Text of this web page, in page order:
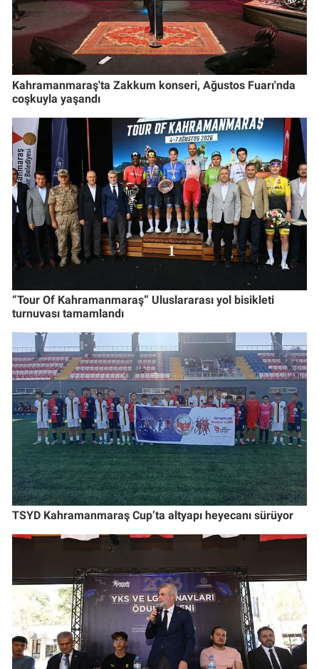
Kahramanmaraş'ta Zakkum konseri, Ağustos Fuarı'nda
coşkuyla yaşandı
“Tour Of Kahramanmaraş” Uluslararası yol bisikleti
turnuvası tamamlandı
TSYD Kahramanmaraş Cup’ta altyapı heyecanı sürüyor